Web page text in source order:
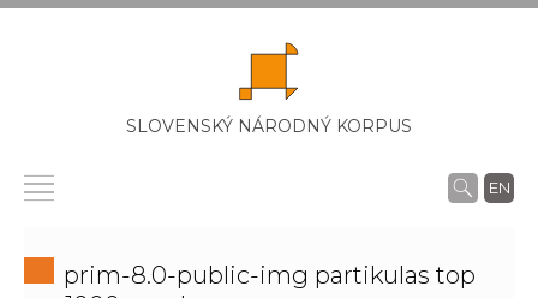
SLOVENSKÝ NÁRODNÝ KORPUS
EN
prim-8.0-public-img partikulas top